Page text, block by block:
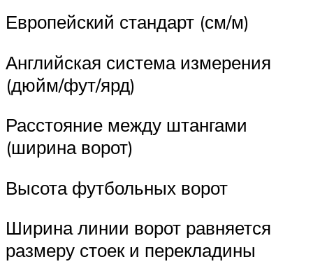
Европейский стандарт (см/м)
Английская система измерения
(дюйм/фут/ярд)
Расстояние между штангами
(ширина ворот)
Высота футбольных ворот
Ширина линии ворот равняется
размеру стоек и перекладины